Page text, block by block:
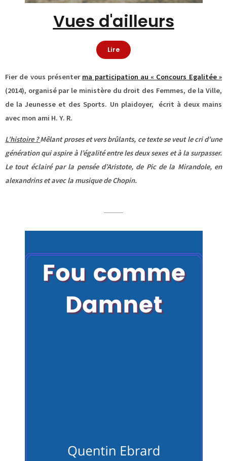
Vues d'ailleurs
Lire
Fier de vous présenter ma participation au « Concours Egalitée »
(2014), organisé par le ministère du droit des Femmes, de la Ville,
de la Jeunesse et des Sports. Un plaidoyer, écrit à deux mains
avec mon ami H. Y. R.
L’histoire ?Mêlant proses et vers brûlants, ce texte se veut le cri d’une
génération qui aspire à l’égalité entre les deux sexes et à la surpasser.
Le tout éclairé par la pensée d’Aristote, de Pic de la Mirandole, en
alexandrins et avec la musique de Chopin.